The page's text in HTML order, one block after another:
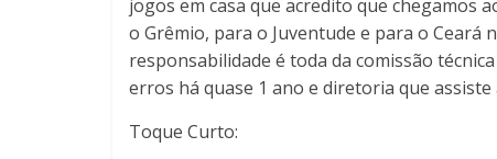
jogos em casa que acredito que chegamos
o Grêmio, para o Juventude e para o Ceará
responsabilidade é toda da comissão
erros há quase 1 ano e diretoria que
Toque Curto: